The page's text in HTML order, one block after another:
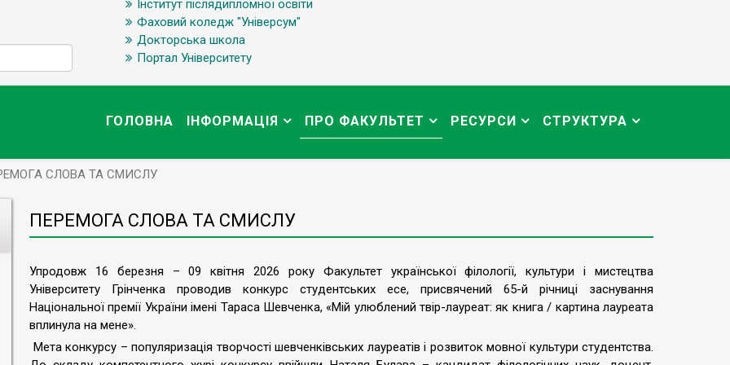
Інститут післядипломної освіти
Фаховий коледж "Універсум"
Докторська школа
Портал Університету
ГОЛОВНА ІНФОРМАЦІЯ ПРО ФАКУЛЬТЕТ РЕСУРСИ СТРУКТУРА
СЛОВА ТА СМИСЛУ
ПЕРЕМОГА СЛОВА ТА СМИСЛУ
Упродовж 16 березня – 09 квітня 2026 року Факультет української філології, культури і мистецтва
Університету Грінченка проводив конкурс студентських есе, присвячений 65-й річниці заснування
Національної премії України імені Тараса Шевченка, «Мій улюблений твір-лауреат: як книга / картина лауреата
вплинула на мене».
Мета конкурсу – популяризація творчості шевченківських лауреатів і розвиток мовної культури студентства.